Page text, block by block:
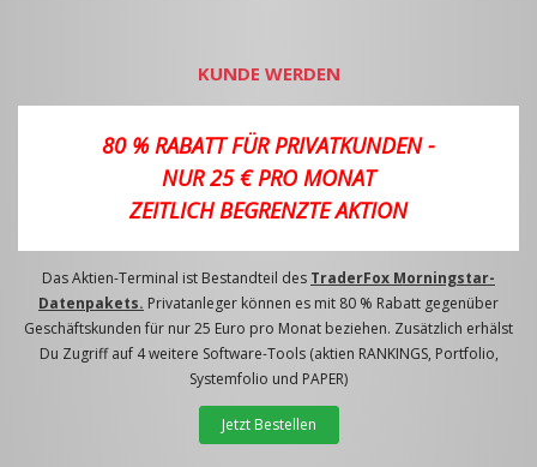
KUNDE WERDEN
80 % RABATT FÜR PRIVATKUNDEN -
NUR 25 € PRO MONAT
ZEITLICH BEGRENZTE AKTION
Das Aktien-Terminal ist Bestandteil des TraderFox Morningstar-
Datenpakets. Privatanleger können es mit 80 % Rabatt gegenüber
Geschäftskunden für nur 25 Euro pro Monat beziehen. Zusätzlich erhälst
Du Zugriff auf 4 weitere Software-Tools (aktien RANKINGS, Portfolio,
Systemfolio und PAPER)
Jetzt Bestellen